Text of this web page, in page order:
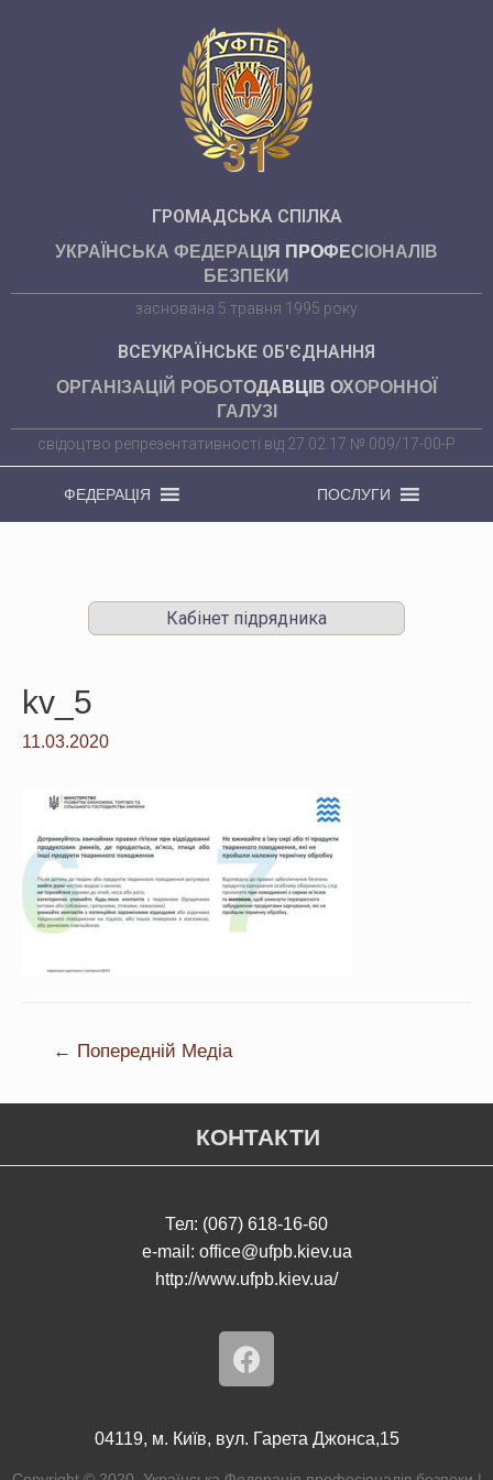
31
ГРОМАДСЬКА СПІЛКА
УКРАЇНСЬКА ФЕДЕРАЦІЯ ПРОФЕСІОНАЛІВ
БЕЗПЕКИ
заснована 5 травня 1995 року
ВСЕУКРАЇНСЬКЕ ОБ'ЄДНАННЯ
ОРГАНІЗАЦІЙ РОБОТОДАВЦІВ ОХОРОННОЇ
ГАЛУЗІ
свідоцтво репрезентативності від 27.02.17 № 009/17-00-Р
ФЕДЕРАЦІЯ ПОСЛУГИ
Кабінет підрядника
kv_5
11.03.2020
← Попередній Медіа
КОНТАКТИ
Тел: (067) 618-16-60
e-mail: office@ufpb.kiev.ua
http://www.ufpb.kiev.ua/
04119, м. Київ, вул. Гарета Джонса,15